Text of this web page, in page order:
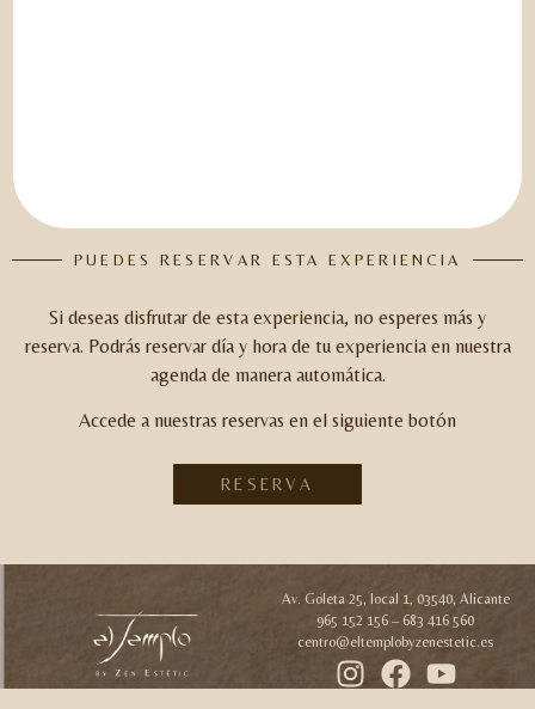
PUEDES RESERVAR ESTA EXPERIENCIA
Si deseas disfrutar de esta experiencia, no esperes más y
reserva. Podrás reservar día y hora de tu experiencia en nuestra
agenda de manera automática.
Accede a nuestras reservas en el siguiente botón
RESERVA
Av. Goleta 25, local 1, 03540, Alicante
965 152 156 – 683 416 560
centro@eltemplobyzenestetic.es